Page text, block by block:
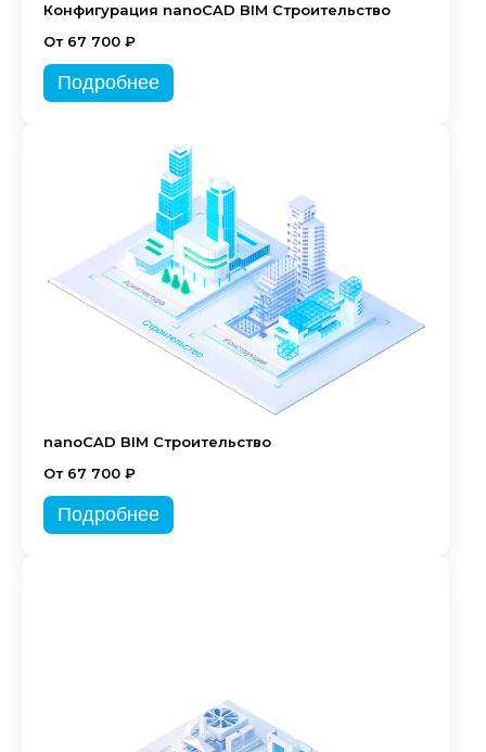
Конфигурация nanoCAD BIM Строительство
От 67 700 ₽
Подробнее
nanoCAD BIM Строительство
От 67 700 ₽
Подробнее